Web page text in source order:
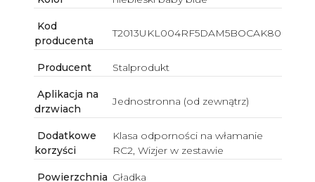
Kod
producenta
T2013UKL004RF5DAM5BOCAK80
Producent Stalprodukt
Aplikacja na
drzwiach
Jednostronna (od zewnątrz)
Dodatkowe
korzyści
Klasa odporności na włamanie
RC2, Wizjer w zestawie
Powierzchnia Gładka